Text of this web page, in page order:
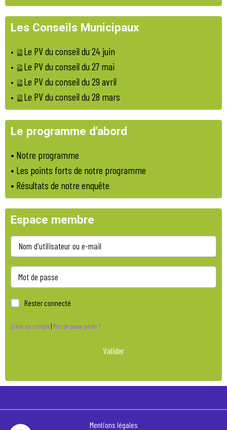
Les Conseils Municipaux
• Le PV du conseil du 24 juin
• Le PV du conseil du 27 mai
• Le PV du conseil du 29 avril
• Le PV du conseil du 28 mars
Le programme d'abord
• Notre programme
• Les points forts de notre programme
• Résultats de notre enquête
Espace membre
Rester connecté
Créer un compte| Mot de passe perdu ?
Valider
Mentions légales